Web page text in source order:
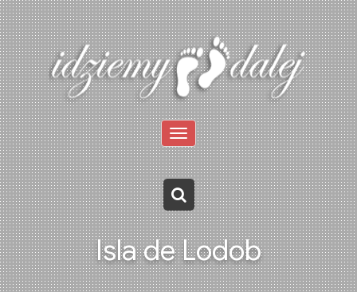
Toggle
navigation
Isla de Lodob